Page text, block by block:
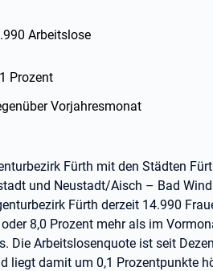
Arbeitslose
Prozent
Vorjahresmonat
Fürth mit den Städten
und Neustadt/Aisch – Bad
Fürth derzeit 14.990
8,0 Prozent mehr als im
Die Arbeitslosenquote ist seit
liegt damit um 0,1 Prozentpunkte